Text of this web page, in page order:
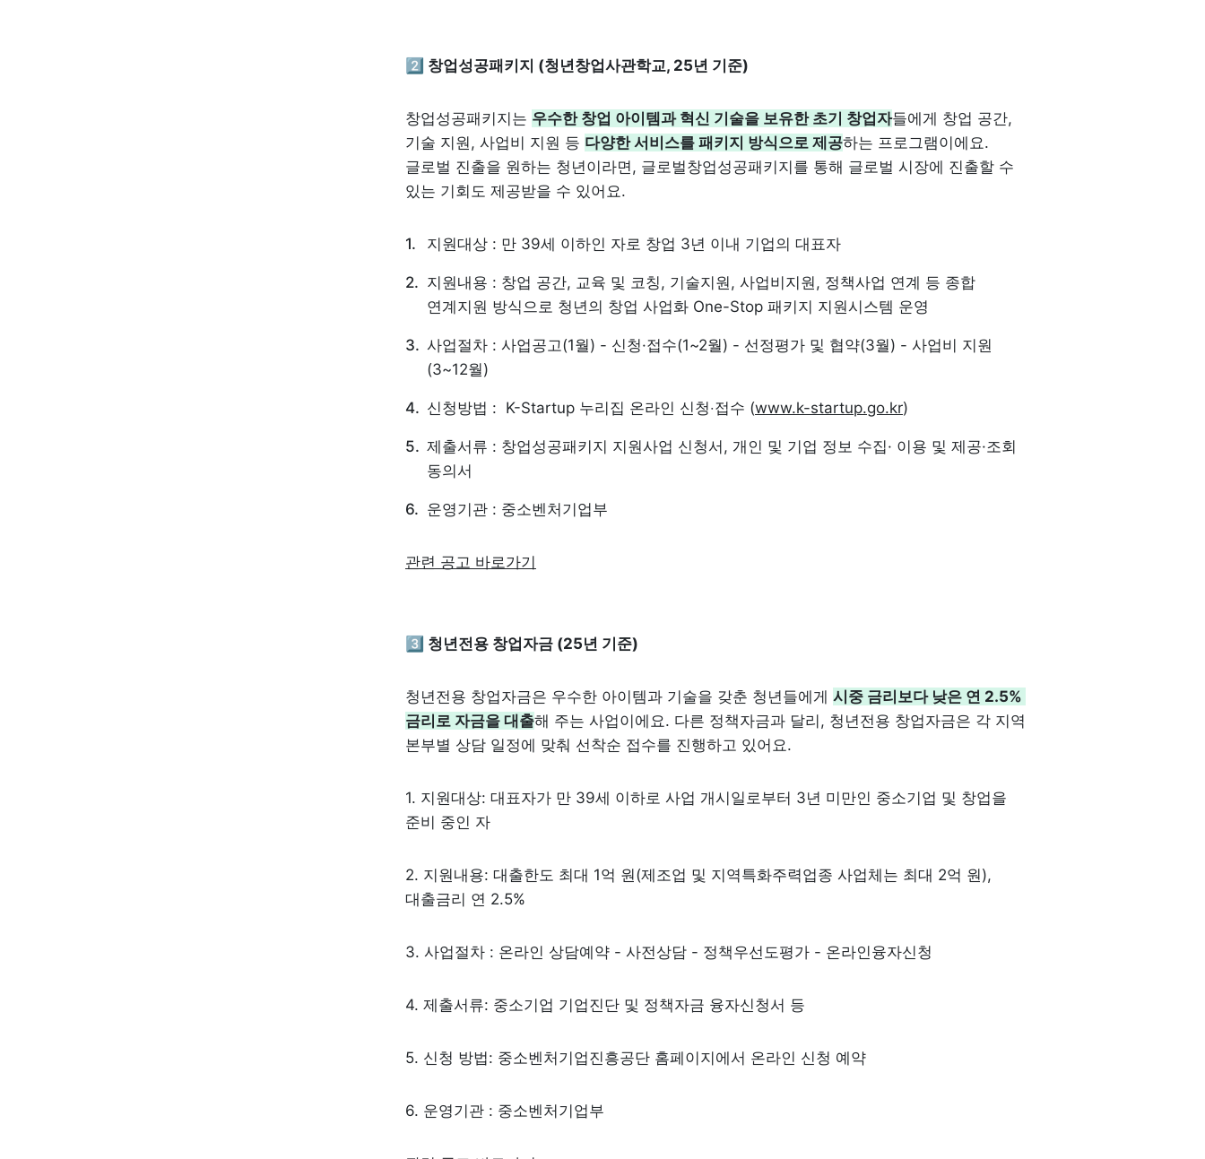
2️⃣ 창업성공패키지 (청년창업사관학교, 25년 기준)
창업성공패키지는 우수한 창업 아이템과 혁신 기술을 보유한 초기 창업자들에게 창업 공간,
기술 지원, 사업비 지원 등 다양한 서비스를 패키지 방식으로 제공하는 프로그램이에요.
글로벌 진출을 원하는 청년이라면, 글로벌창업성공패키지를 통해 글로벌 시장에 진출할 수
있는 기회도 제공받을 수 있어요.
지원대상 : 만 39세 이하인 자로 창업 3년 이내 기업의 대표자
지원내용 : 창업 공간, 교육 및 코칭, 기술지원, 사업비지원, 정책사업 연계 등 종합
연계지원 방식으로 청년의 창업 사업화 One-Stop 패키지 지원시스템 운영
사업절차 : 사업공고(1월) - 신청·접수(1~2월) - 선정평가 및 협약(3월) - 사업비 지원
(3~12월)
신청방법 :  K-Startup 누리집 온라인 신청‧접수 (www.k-startup.go.kr)
제출서류 : 창업성공패키지 지원사업 신청서, 개인 및 기업 정보 수집· 이용 및 제공·조회
동의서
운영기관 : 중소벤처기업부
관련 공고 바로가기
3️⃣ 청년전용 창업자금 (25년 기준)
청년전용 창업자금은 우수한 아이템과 기술을 갖춘 청년들에게 시중 금리보다 낮은 연 2.5%
금리로 자금을 대출해 주는 사업이에요. 다른 정책자금과 달리, 청년전용 창업자금은 각 지역
본부별 상담 일정에 맞춰 선착순 접수를 진행하고 있어요.
1. 지원대상: 대표자가 만 39세 이하로 사업 개시일로부터 3년 미만인 중소기업 및 창업을
준비 중인 자
2. 지원내용: 대출한도 최대 1억 원(제조업 및 지역특화주력업종 사업체는 최대 2억 원),
대출금리 연 2.5%
3. 사업절차 : 온라인 상담예약 - 사전상담 - 정책우선도평가 - 온라인융자신청
4. 제출서류: 중소기업 기업진단 및 정책자금 융자신청서 등
5. 신청 방법: 중소벤처기업진흥공단 홈페이지에서 온라인 신청 예약
6. 운영기관 : 중소벤처기업부